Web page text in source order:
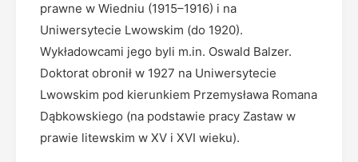
prawne w Wiedniu (1915–1916) i na
Uniwersytecie Lwowskim (do 1920).
Wykładowcami jego byli m.in. Oswald Balzer.
Doktorat obronił w 1927 na Uniwersytecie
Lwowskim pod kierunkiem Przemysława Romana
Dąbkowskiego (na podstawie pracy Zastaw w
prawie litewskim w XV i XVI wieku).